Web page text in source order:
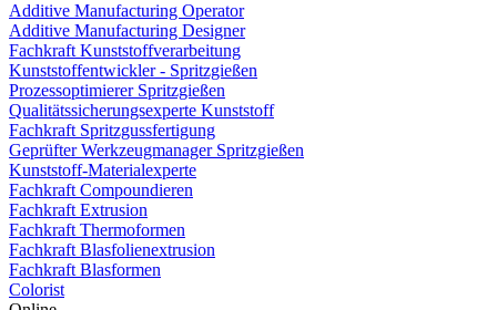
Additive Manufacturing Operator
Additive Manufacturing Designer
Fachkraft Kunststoffverarbeitung
Kunststoffentwickler - Spritzgießen
Prozessoptimierer Spritzgießen
Qualitätssicherungsexperte Kunststoff
Fachkraft Spritzgussfertigung
Geprüfter Werkzeugmanager Spritzgießen
Kunststoff-Materialexperte
Fachkraft Compoundieren
Fachkraft Extrusion
Fachkraft Thermoformen
Fachkraft Blasfolienextrusion
Fachkraft Blasformen
Colorist